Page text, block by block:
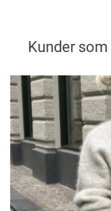
Kunder